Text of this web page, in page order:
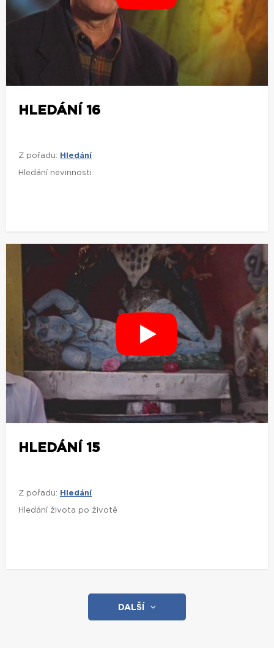
HLEDÁNÍ 16
Z pořadu: Hledání
Hledání nevinnosti
HLEDÁNÍ 15
Z pořadu: Hledání
Hledání života po životě
DALŠÍ